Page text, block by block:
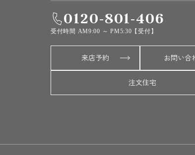
0120-801-406
受付時間 AM9:00 ～ PM5:30【受付】
来店予約 お問い合
注文住宅